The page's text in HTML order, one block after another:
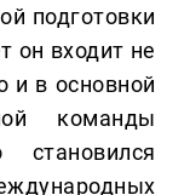
подготовки
он входит не
и в основной
команды